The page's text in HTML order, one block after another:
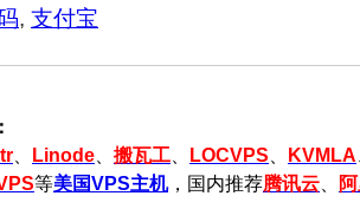
, 支付宝
Linode 搬瓦工 LOCVPS KVMLA
等美国VPS主机，国内推荐腾讯云